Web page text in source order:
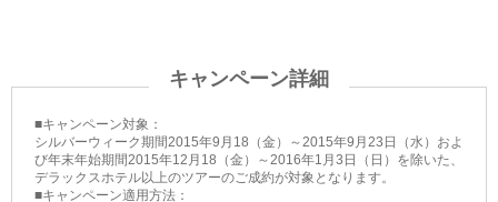
キャンペーン詳細
■キャンペーン対象：
シルバーウィーク期間2015年9月18（金）～2015年9月23日（水）およ
び年末年始期間2015年12月18（金）～2016年1月3日（日）を除いた、
デラックスホテル以上のツアーのご成約が対象となります。
■キャンペーン適用方法：